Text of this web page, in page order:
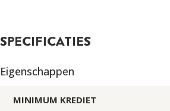
SPECIFICATIES
Eigenschappen
MINIMUM KREDIET